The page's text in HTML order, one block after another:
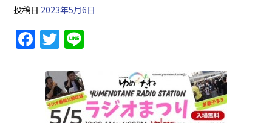
投稿日 2023年5月6日
F
a
c
e
b
T
w
itt
er